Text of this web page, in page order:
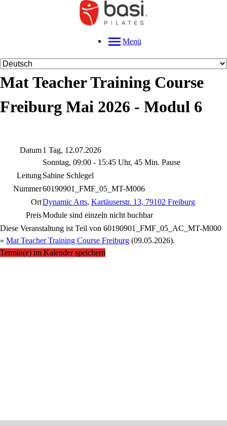
Menü
Mat Teacher Training Course
Freiburg Mai 2026 - Modul 6
Datum1 Tag, 12.07.2026
Sonntag, 09:00 - 15:45 Uhr, 45 Min. Pause
LeitungSabine Schlegel
Nummer60190901_FMF_05_MT-M006
OrtDynamic Arts, Kartäuserstr. 13, 79102 Freiburg
PreisModule sind einzeln nicht buchbar
Diese Veranstaltung ist Teil von 60190901_FMF_05_AC_MT-M000
» Mat Teacher Training Course Freiburg (09.05.2026).
Termin(e) im Kalender speichern